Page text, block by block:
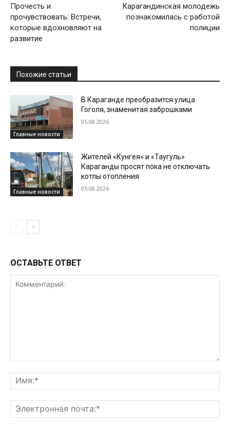
Прочесть и
прочувствовать: Встречи,
которые вдохновляют на
развитие
Карагандинская молодежь
познакомилась с работой
полиции
Похожие статьи
Главные новости
В Караганде преобразится улица
Гоголя, знаменитая заброшками
05.08.2026
Главные новости
Жителей «Кунгея» и «Таугуль»
Караганды просят пока не отключать
котлы отопления
05.08.2026
ОСТАВЬТЕ ОТВЕТ